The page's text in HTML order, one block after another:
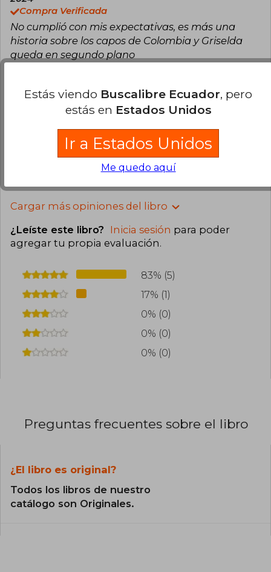
Compra Verificada
No cumplió con mis expectativas, es más una
historia sobre los capos de Colombia y Griselda
queda en segundo plano
Xavi Bertran
Lunes 06 de Mayo, 2024
Envio super rápido y en perfecto estado.
Esta opinión es útil 0
Cargar más opiniones del libro
¿Leíste este libro? Inicia sesión para poder
agregar tu propia evaluación.
83% (5)
17% (1)
0% (0)
0% (0)
0% (0)
Preguntas frecuentes sobre el libro
¿El libro es original?
Todos los libros de nuestro
catálogo son Originales.
Estás viendo Buscalibre Ecuador, pero
estás en Estados Unidos
Ir a Estados Unidos
Me quedo aquí